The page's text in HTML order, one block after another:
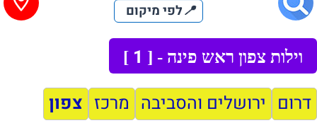
📍לפי מיקום
וילות צפון ראש פינה - [ 1
]
דרום ירושלים והסביבה מרכז צפון